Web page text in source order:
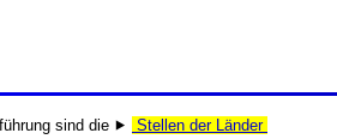
sind die ⯈
Stellen der Länder